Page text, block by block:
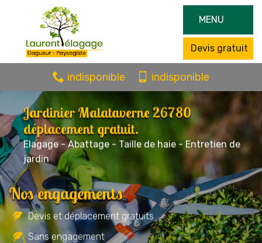
MENU
Devis gratuit
indisponible indisponible
Jardinier Malataverne 26780
déplacement gratuit.
Elagage - Abattage - Taille de haie - Entretien de
jardin
Nos engagements
Devis et déplacement gratuits
Sans engagement